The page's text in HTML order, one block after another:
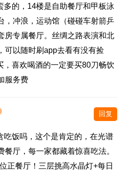
多的，14楼是自助餐厅和甲板泳
，冲浪，运动馆（碰碰车射箭乒
房专属餐厅。丝绸之路表演和北
可以随时刷app去看有没有捡
，喜欢喝酒的一定要买80刀畅饮
服务费
回复
吃饭吗，这个是肯定的，在光谱
厅，每一家都藏着惊喜吃法。
正餐厅！三层挑高水晶灯+每日